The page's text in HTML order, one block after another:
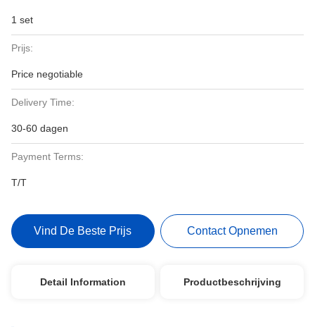
1 set
Prijs:
Price negotiable
Delivery Time:
30-60 dagen
Payment Terms:
T/T
Vind De Beste Prijs Contact Opnemen
Detail Information Productbeschrijving